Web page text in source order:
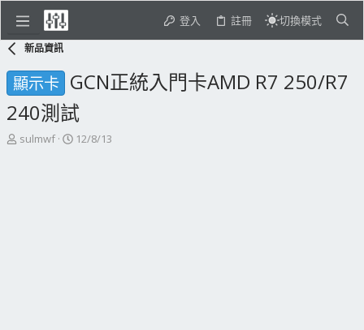
登入 註冊 切換模式
新品資訊
顯示卡 GCN正統入門卡AMD R7 250/R7
240測試
主
sulmwf
開
12/8/13